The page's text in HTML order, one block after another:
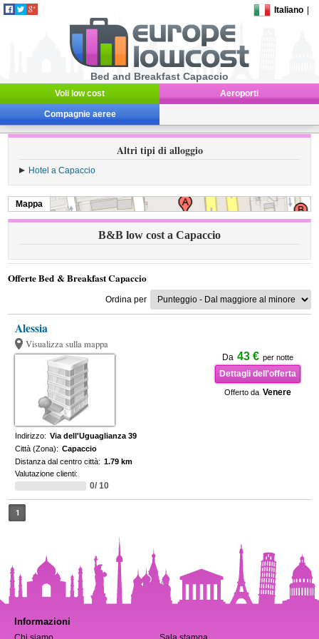
Italiano
Bed and Breakfast Capaccio
Voli low cost Aeroporti
Compagnie aeree
Altri tipi di alloggio
Hotel a Capaccio
Mappa
B&B low cost a Capaccio
Offerte Bed & Breakfast Capaccio
Ordina per
Alessia
Visualizza sulla mappa
Da 43 € per notte
Dettagli dell'offerta
Offerto da Venere
Indirizzo: Via dell'Uguaglianza 39
Città (Zona): Capaccio
Distanza dal centro città: 1.79 km
Valutazione clienti:
0/ 10
1
Informazioni